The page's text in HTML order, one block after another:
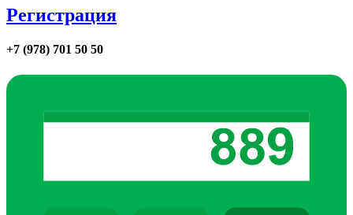
Регистрация
+7 (978) 701 50 50